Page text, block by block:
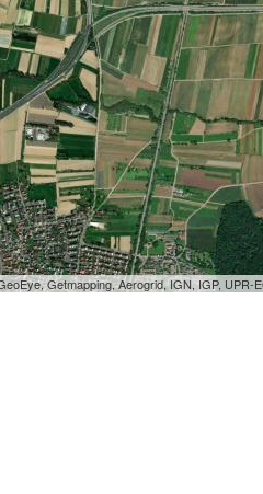
Getmapping, Aerogrid, IGN, IGP, UPR-